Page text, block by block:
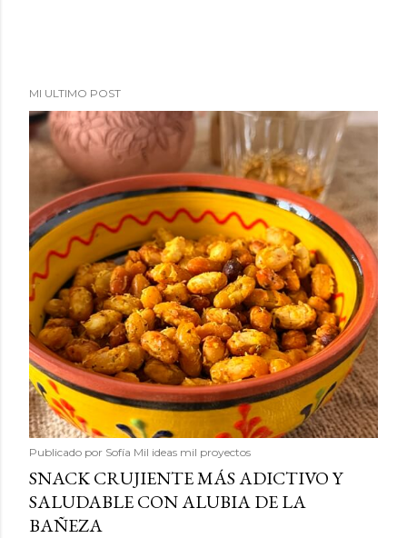
MI ULTIMO POST
Publicado por Sofía Mil ideas mil proyectos
SNACK CRUJIENTE MÁS ADICTIVO Y
SALUDABLE CON ALUBIA DE LA
BAÑEZA